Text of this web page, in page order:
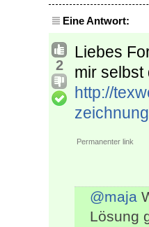
Eine Antwort:
2
Liebes
mir selbst
http://
Permanenter link
@maja
Lösung